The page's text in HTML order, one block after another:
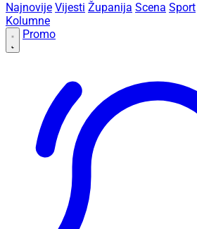
Najnovije Vijesti Županija Scena Sport
Kolumne
Promo